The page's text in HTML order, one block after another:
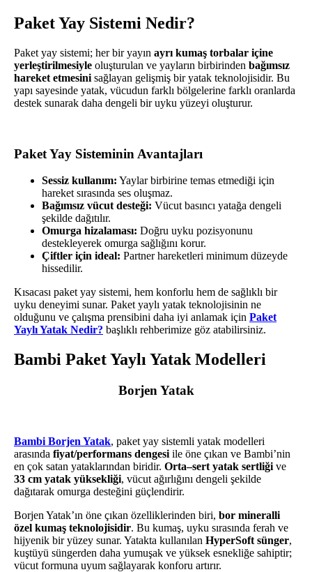
Paket Yay Sistemi Nedir?
Paket yay sistemi; her bir yayın ayrı kumaş torbalar içine
yerleştirilmesiyle oluşturulan ve yayların birbirinden bağımsız
hareket etmesini sağlayan gelişmiş bir yatak teknolojisidir. Bu
yapı sayesinde yatak, vücudun farklı bölgelerine farklı oranlarda
destek sunarak daha dengeli bir uyku yüzeyi oluşturur.
Paket Yay Sisteminin Avantajları
Sessiz kullanım: Yaylar birbirine temas etmediği için
hareket sırasında ses oluşmaz.
Bağımsız vücut desteği: Vücut basıncı yatağa dengeli
şekilde dağıtılır.
Omurga hizalaması: Doğru uyku pozisyonunu
destekleyerek omurga sağlığını korur.
Çiftler için ideal: Partner hareketleri minimum düzeyde
hissedilir.
Kısacası paket yay sistemi, hem konforlu hem de sağlıklı bir
uyku deneyimi sunar. Paket yaylı yatak teknolojisinin ne
olduğunu ve çalışma prensibini daha iyi anlamak için Paket
Yaylı Yatak Nedir? başlıklı rehberimize göz atabilirsiniz.
Bambi Paket Yaylı Yatak Modelleri
Borjen Yatak
Bambi Borjen Yatak, paket yay sistemli yatak modelleri
arasında fiyat/performans dengesi ile öne çıkan ve Bambi’nin
en çok satan yataklarından biridir. Orta–sert yatak sertliği ve
33 cm yatak yüksekliği, vücut ağırlığını dengeli şekilde
dağıtarak omurga desteğini güçlendirir.
Borjen Yatak’ın öne çıkan özelliklerinden biri, bor mineralli
özel kumaş teknolojisidir. Bu kumaş, uyku sırasında ferah ve
hijyenik bir yüzey sunar. Yatakta kullanılan HyperSoft sünger,
kuştüyü süngerden daha yumuşak ve yüksek esnekliğe sahiptir;
vücut formuna uyum sağlayarak konforu artırır.